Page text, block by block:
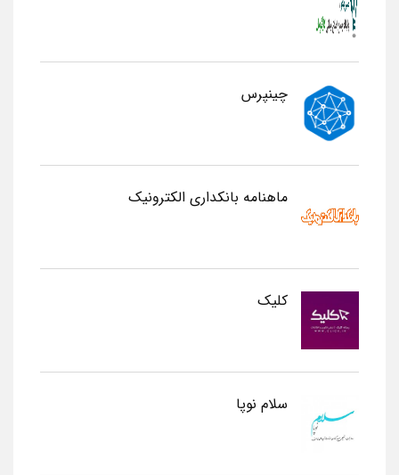
چینپرس
ماهنامه بانکداری الکترونیک
کلیک
سلام نوپا